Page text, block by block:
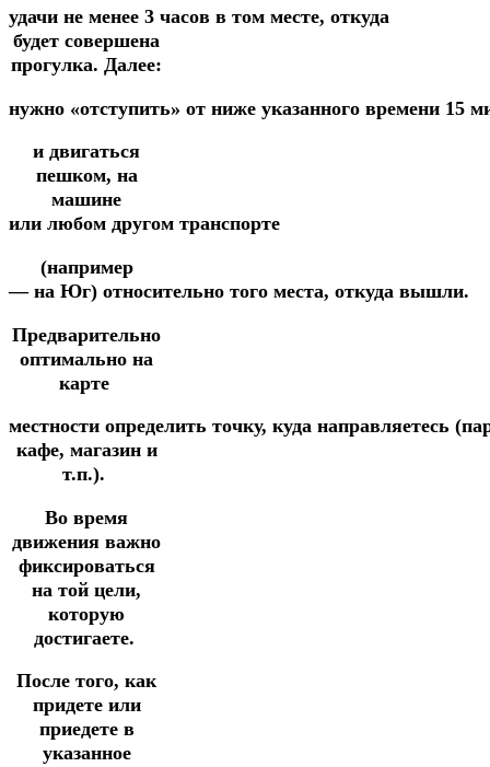
удачи не менее 3 часов в том месте, откуда
будет совершена
прогулка. Далее:
нужно «отступить» от ниже указанного времени 15
и двигаться
пешком, на
машине
или любом другом транспорте
(например
— на Юг) относительно того места, откуда вышли.
Предварительно
оптимально на
карте
местности определить точку, куда направляетесь
кафе, магазин и
т.п.).
Во время
движения важно
фиксироваться
на той цели,
которую
достигаете.
После того, как
придете или
приедете в
указанное